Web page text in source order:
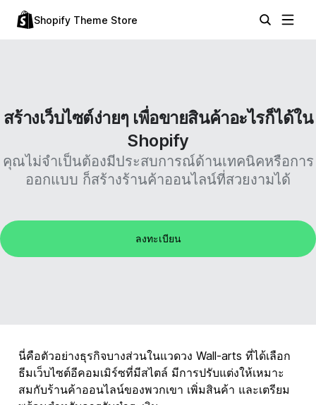
Shopify Theme Store
สร้างเว็บไซต์ง่ายๆ เพื่อขายสินค้าอะไรก็ได้ใน
Shopify
คุณไม่จำเป็นต้องมีประสบการณ์ด้านเทคนิคหรือการ
ออกแบบ ก็สร้างร้านค้าออนไลน์ที่สวยงามได้
ลงทะเบียน
นี่คือตัวอย่างธุรกิจบางส่วนในแวดวง Wall-arts ที่ได้เลือก
ธีมเว็บไซต์อีคอมเมิร์ซที่มีสไตล์ มีการปรับแต่งให้เหมาะ
สมกับร้านค้าออนไลน์ของพวกเขา เพิ่มสินค้า และเตรียม